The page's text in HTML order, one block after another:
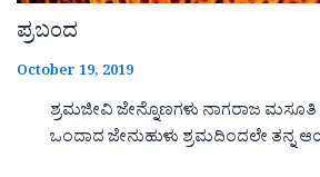
ಪ್ರಬಂದ
October 19, 2019
ಶ್ರಮಜೀವಿ ಜೇನ್ನೊಣಗಳು ನಾಗರಾಜ
ಒಂದಾದ ಜೇನುಹುಳು ಶ್ರಮದಿಂದಲೇ ತನ್ನ